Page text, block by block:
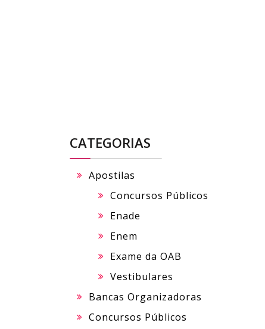
CATEGORIAS
Apostilas
Concursos Públicos
Enade
Enem
Exame da OAB
Vestibulares
Bancas Organizadoras
Concursos Públicos